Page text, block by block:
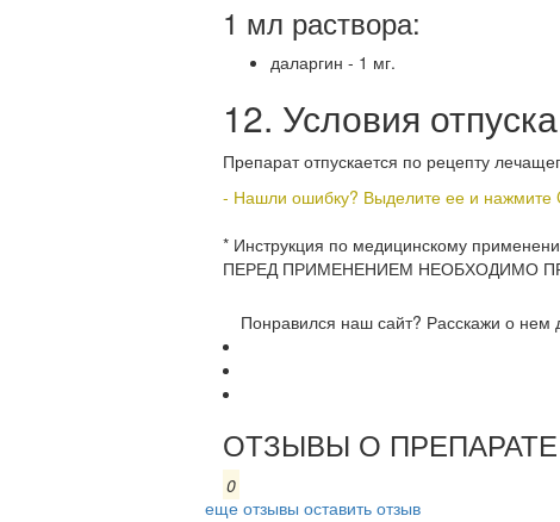
1 мл раствора:
даларгин - 1 мг.
12. Условия
Препарат отпускается по рецепту
- Нашли ошибку? Выделите ее и нажмите
* Инструкция по медицинскому
ПЕРЕД ПРИМЕНЕНИЕМ НЕОБХОДИМО
Понравился наш сайт? Расскажи о нем
ОТЗЫВЫ О ПРЕПАРАТЕ
0
еще отзывы оставить отзыв